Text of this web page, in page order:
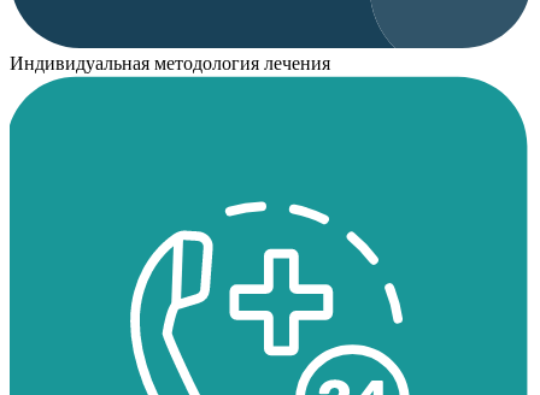
Индивидуальная методология лечения